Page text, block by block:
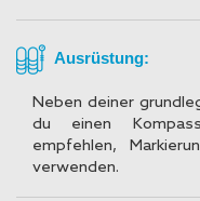
Ausrüstung:
Neben deiner
du einen
empfehlen,
verwenden.